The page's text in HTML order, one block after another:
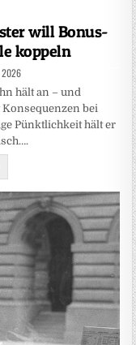
will Bonus-
koppeln
2026
hält an – und
bei
Pünktlichkeit hält er